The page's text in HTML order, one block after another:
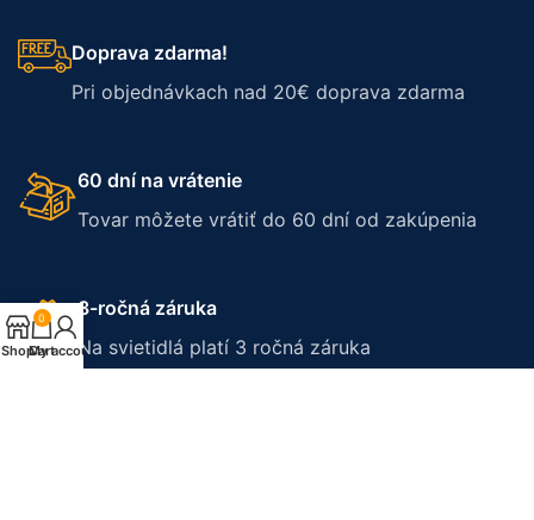
Doprava zdarma!
Pri objednávkach nad 20€ doprava zdarma
60 dní na vrátenie
Tovar môžete vrátiť do 60 dní od zakúpenia
3-ročná záruka
Na svietidlá platí 3 ročná záruka
Shop
0
Cart
My account